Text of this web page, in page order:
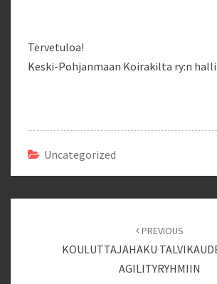
Tervetuloa!
Keski-Pohjanmaan Koirakilta ry:n
Uncategorized
PREVIOUS
KOULUTTAJAHAKU
AGILITYRYHMIIN